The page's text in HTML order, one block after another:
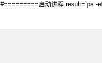
#=========启动进程 result=`ps -